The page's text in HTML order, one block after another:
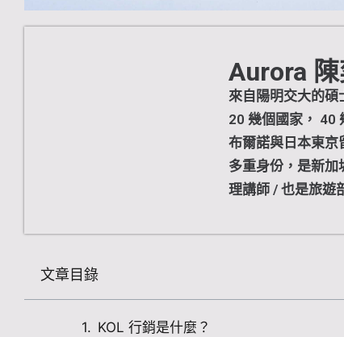
Aurora
來自陽明交大的
20 幾個國家， 40
布爾諾與日本東京
多重身份，是新加
理講師 / 也是旅遊
文章目錄
KOL 行銷是什麼？